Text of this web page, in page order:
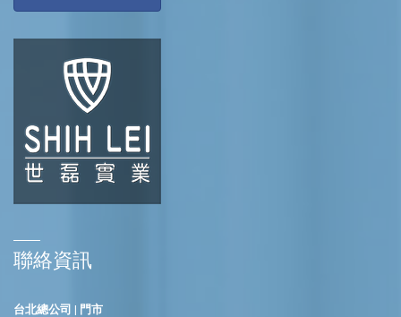
聯絡資訊
台北總公司 | 門市